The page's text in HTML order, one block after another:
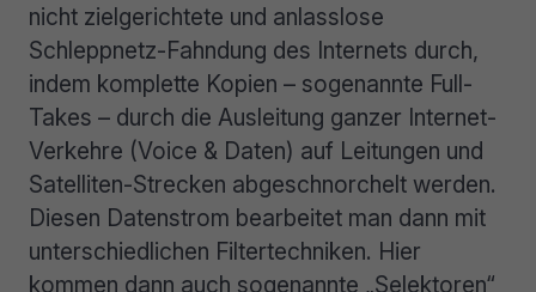
nicht zielgerichtete und anlasslose
Schleppnetz-Fahndung des Internets durch,
indem komplette Kopien – sogenannte Full-
Takes – durch die Ausleitung ganzer Internet-
Verkehre (Voice & Daten) auf Leitungen und
Satelliten-Strecken abgeschnorchelt werden.
Diesen Datenstrom bearbeitet man dann mit
unterschiedlichen Filtertechniken. Hier
kommen dann auch sogenannte „Selektoren“